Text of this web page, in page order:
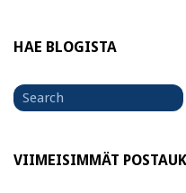
HAE BLOGISTA
Search
for
VIIMEISIMMÄT